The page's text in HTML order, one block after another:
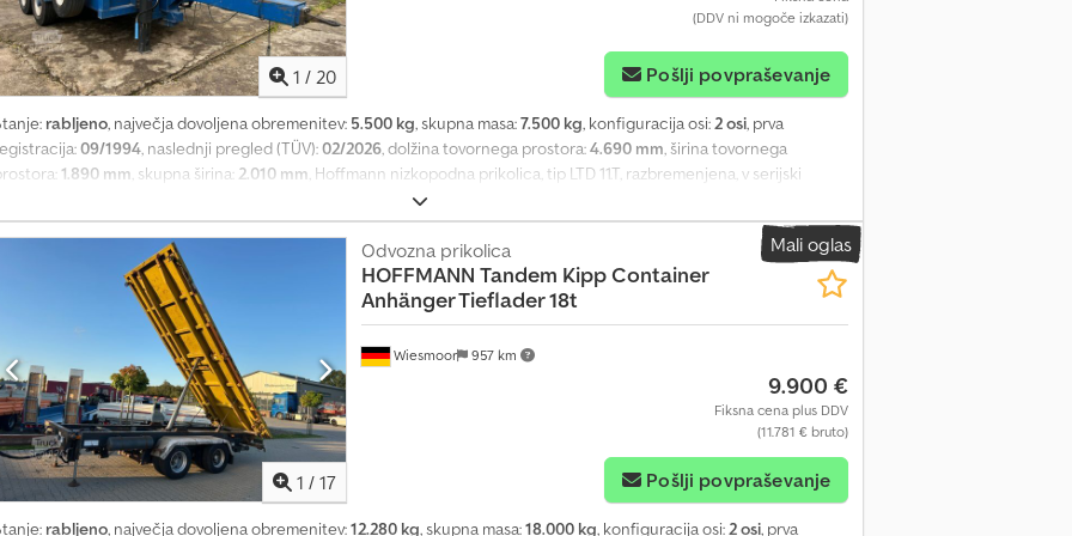
1 / 20
(DDV ni mogoče izkazati)
Pošlji povpraševanje
rabljeno, največja dovoljena obremenitev: 5.500 kg, skupna masa:7.500 kg, konfiguracija osi:2 osi, prva
09/1994, naslednji pregled (TÜV):02/2026, dolžina tovornega prostora:4.690 mm, širina tovornega
1.890 mm, skupna širina: 2.010 mm, Hoffmann nizkopodna prikolica, tip LTD 11.T, razbremenjena, v serijski
z nakladalnimi rampami, zračni zavorni sistem, sprednji zabojnik za orodje, tehnični pregled veljaven do 02/2026,
dobrem in takoj uporabnem stanju. Codpfxsxq Uf He Akvsha
Mali oglas
1 / 17
Wiesmoor 957 km
Odvozna prikolica
HOFFMANN Tandem Kipp Container
Anhänger Tieflader 18t
9.900 €
Fiksna cena plus DDV
(11.781 € bruto)
Pošlji povpraševanje
rabljeno, največja dovoljena obremenitev:12.280 kg, skupna masa:18.000 kg, konfiguracija osi:2 osi, prva